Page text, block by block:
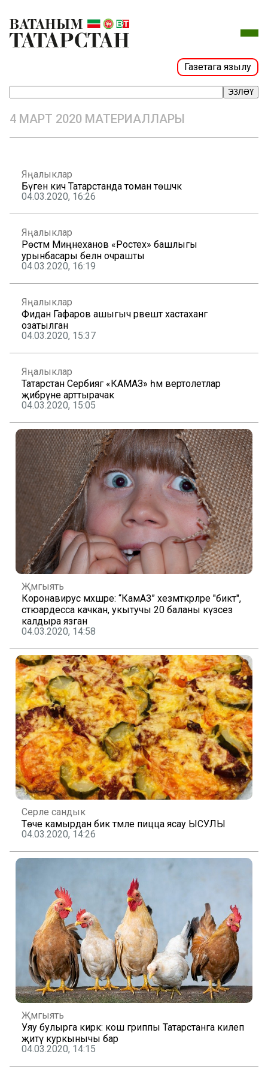
Газетага язылу
ЭЗЛӘҮ
4 МАРТ 2020 МАТЕРИАЛЛАРЫ
Яңалыклар
Бүген кич Татарстанда томан төшәчәк
04.03.2020, 16:26
Яңалыклар
Рөстәм Миңнеханов «Ростех» башлыгы
урынбасары белән очрашты
04.03.2020, 16:19
Яңалыклар
Фидан Гафаров ашыгыч рәвештә хастаханәгә
озатылган
04.03.2020, 15:37
Яңалыклар
Татарстан Cербиягә «КАМАЗ» һәм вертолетлар
җибәрүне арттырачак
04.03.2020, 15:05
Җәмгыять
Коронавирус мәхшәре: “КамАЗ” хезмәткәрләре "биктә",
стюардесса качкан, укытучы 20 баланы күзсез
калдыра язган
04.03.2020, 14:58
Серле сандык
Төче камырдан бик тәмле пицца ясау ЫСУЛЫ
04.03.2020, 14:26
Җәмгыять
Уяу булырга кирәк: кош гриппы Татарстанга килеп
җитү куркынычы бар
04.03.2020, 14:15